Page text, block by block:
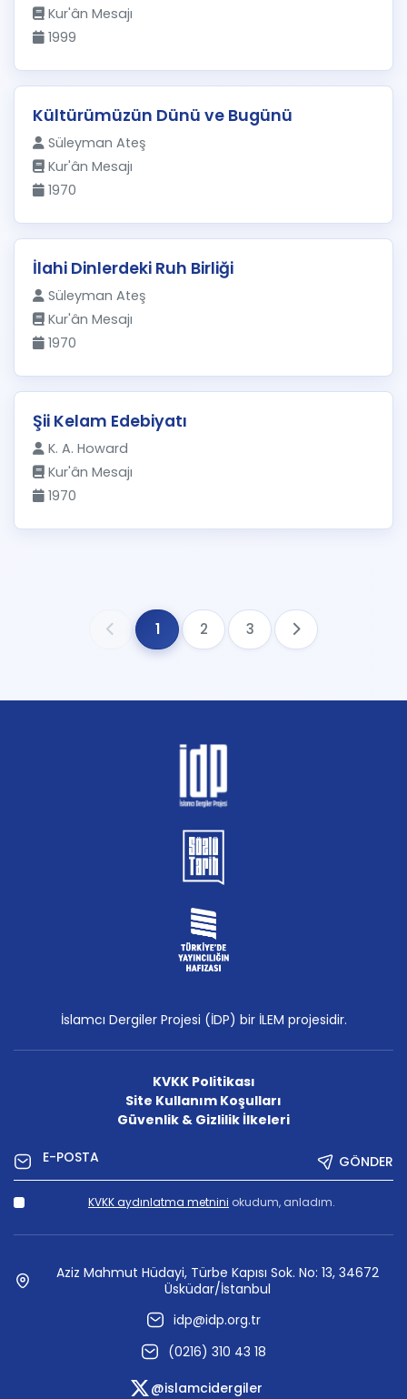
Kur'ân Mesajı
1999
Kültürümüzün Dünü ve Bugünü
Süleyman Ateş
Kur'ân Mesajı
1970
İlahi Dinlerdeki Ruh Birliği
Süleyman Ateş
Kur'ân Mesajı
1970
Şii Kelam Edebiyatı
K. A. Howard
Kur'ân Mesajı
1970
1 2 3
İslamcı Dergiler Projesi (İDP) bir İLEM projesidir.
KVKK Politikası
Site Kullanım Koşulları
Güvenlik & Gizlilik İlkeleri
GÖNDER
KVKK aydınlatma metnini okudum, anladım.
Aziz Mahmut Hüdayi, Türbe Kapısı Sok. No: 13, 34672
Üsküdar/İstanbul
idp@idp.org.tr
(0216) 310 43 18
@islamcidergiler